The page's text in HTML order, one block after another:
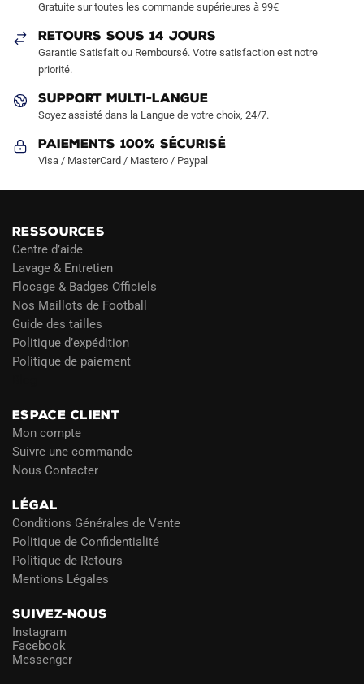
Gratuite sur toutes les commande supérieures à 99€
RETOURS SOUS 14 JOURS
Garantie Satisfait ou Remboursé. Votre satisfaction est notre
priorité.
SUPPORT MULTI-LANGUE
Soyez assisté dans la Langue de votre choix, 24/7.
Paiements 100% Sécurisé
Visa / MasterCard / Mastero / Paypal
RESSOURCES
Centre d’aide
Lavage & Entretien
Flocage & Badges Officiels
Nos Maillots de Football
Guide des tailles
Politique d’expédition
Politique de paiement
ESPACE CLIENT
Mon compte
Suivre une commande
Nous Contacter
LÉGAL
Conditions Générales de Vente
Politique de Confidentialité
Politique de Retours
Mentions Légales
SUIVEZ-NOUS
Instagram
Facebook
Messenger